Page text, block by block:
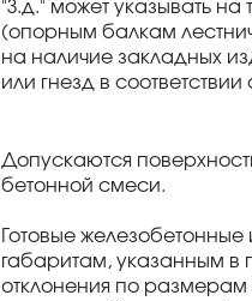
"З.д." может указывать
(опорным балкам
на наличие закладных
или гнезд в
Допускаются
бетонной смеси.
Готовые
габаритам, указанным в
отклонения по